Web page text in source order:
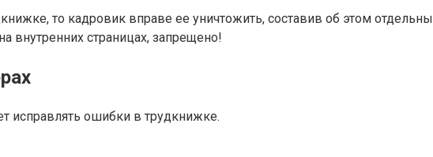
то кадровик вправе ее уничтожить, составив об этом
внутренних страницах, запрещено!
исправлять ошибки в трудкнижке.